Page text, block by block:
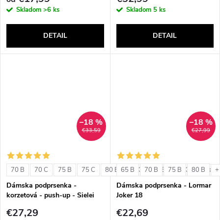
Skladom >6 ks
DETAIL
Skladom 5 ks
DETAIL
€33,59
–18 %
70 B 70 C 75 B 75 C 80 B 80 C 85 B 85 C +
Dámska podprsenka -
korzetová - push-up - Sielei
€27,29
€27,99
–18 %
65 B 70 B 75 B 80 B
Dámska podprsenka - Lormar
Joker 18
€22,69